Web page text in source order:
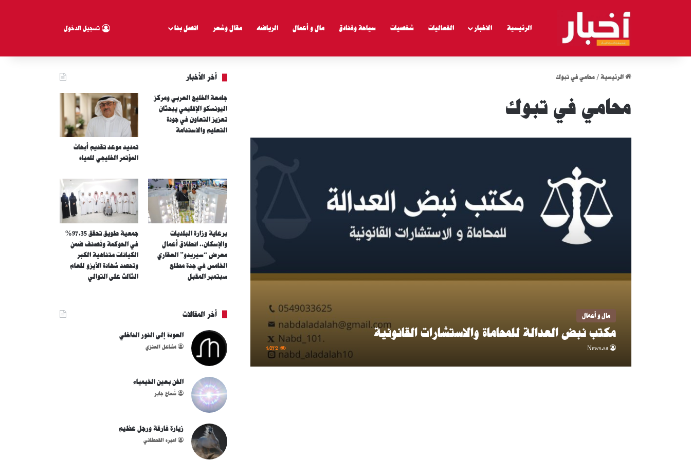
الرئيسية الاخبار الفعاليات شخصيات سياحة وفنادق مال و أعمال الرياضه مقال وشعر اتصل بنا تسجيل الدخول
الرئيسية / محامي في تبوك
محامي في تبوك
مال و أعمال
مكتب نبض العدالة للمحاماة والاستشارات القانونية
News.sa 1٬072
أخر الأخبار
جامعة الخليج العربي ومركز
اليونسكو الإقليمي يبحثان
تعزيز التعاون في جودة
التعليم والاستدامة
تمديد موعد تقديم أبحاث
المؤتمر الخليجي للمياه
برعاية وزارة البلديات
والإسكان.. انطلاق أعمال
معرض “سيريدو” العقاري
الخامس في جدة مطلع
سبتمبر المقبل
جمعية طويق تحقق 97.35%
في الحوكمة وتُصنف ضمن
الكيانات متناهية الكبر
وتحصد شهادة الآيزو للعام
الثالث على التوالي
أخر المقالات
العودة إلى النور الداخلي
مشاعل العنزي
الفن بعين الخيمياء
شُعاع جابر
زيارة فارقة ورجل عظيم
اميره القحطاني